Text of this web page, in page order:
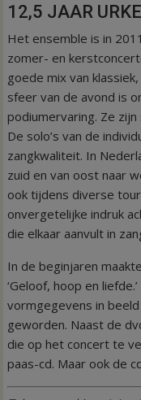
12,5 JAAR
Het ensemble is in
zomer- en
goede mix van
sfeer van de avond is
podiumervaring. Ze
De solo’s van de
zangkwaliteit. In
zuid en van oost naar
ook tijdens diverse
onvergetelijke indruk
die elkaar aanvult in
In de beginjaren
‘Geloof, hoop en
vormgegevens in
geworden. Naast de
die op het concert te
paas-cd. Maar ook de